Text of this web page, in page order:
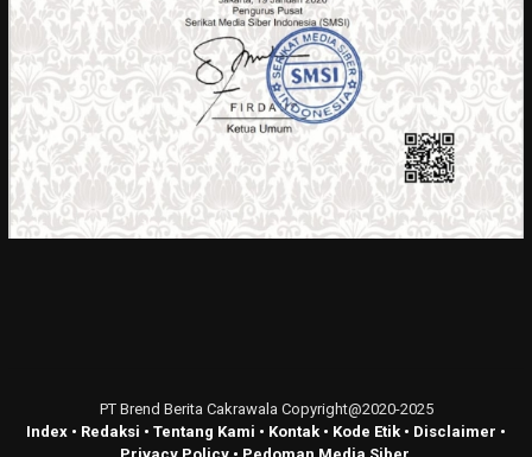
PT Brend Berita Cakrawala Copyright@2020-2025
Index • Redaksi • Tentang Kami • Kontak • Kode Etik • Disclaimer •